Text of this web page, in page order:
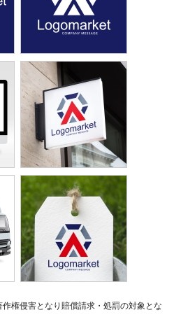
権侵害となり賠償請求・処罰の対象とな